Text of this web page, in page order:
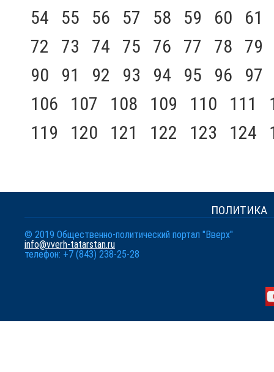
54
55 56 57 58 59 60
61
72
73 74 75 76 77 78
79
90
91 92 93 94 95 96
97
106
107 108 109 110 111
119
120 121 122 123 124
ПОЛИТИКА
© 2019 Общественно-политический портал "Вверх"
info@vverh-tatarstan.ru
телефон: +7 (843) 238-25-28